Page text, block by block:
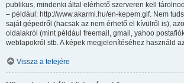
publikus, mindenki által elérhető szerveren kell
– például: http://www.akarmi.hu/en-kepem.gif. Nem
saját gépedről (hacsak az nem érhető el kívülről is),
oldalakról (mint például freemail, gmail, yahoo
weblapokról stb. A képek megjelenítéséhez használd
Vissza a tetejére